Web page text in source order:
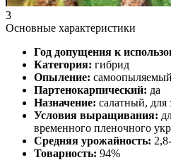
3
Основные характеристики
Год допущения к
Категория: гибрид
Опыление: самоопыляемый
Партенокарпический: да
Назначение: салатный, для
Условия выращивания:
временного пленочного
Средняя урожайность:
Товарность: 94%